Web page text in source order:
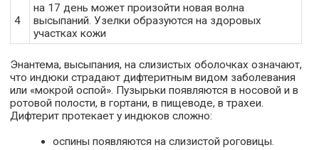
4
на 17 день может произойти новая волна
высыпаний. Узелки образуются на здоровых
участках кожи
Энантема, высыпания, на слизистых оболочках означают,
что индюки страдают дифтеритным видом заболевания
или «мокрой оспой». Пузырьки появляются в носовой и в
ротовой полости, в гортани, в пищеводе, в трахеи.
Дифтерит протекает у индюков сложно:
оспины появляются на слизистой роговицы.